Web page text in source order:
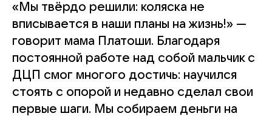
«Мы твёрдо решили: коляска не
вписывается в наши планы на жизнь!» —
говорит мама Платоши. Благодаря
постоянной работе над собой мальчик с
ДЦП смог многого достичь: научился
стоять с опорой и недавно сделал свои
первые шаги. Мы собираем деньги на